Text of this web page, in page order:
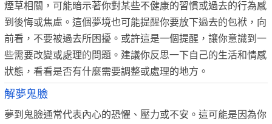
煙草相關，可能暗示著你對某些不健康的習慣或過去的行為感
到後悔或焦慮。這個夢境也可能提醒你要放下過去的包袱，向
前看，不要被過去所困擾。或許這是一個提醒，讓你意識到一
些需要改變或處理的問題。建議你反思一下自己的生活和情感
狀態，看看是否有什麼需要調整或處理的地方。
解夢鬼臉
夢到鬼臉通常代表內心的恐懼、壓力或不安。這可能是因為你